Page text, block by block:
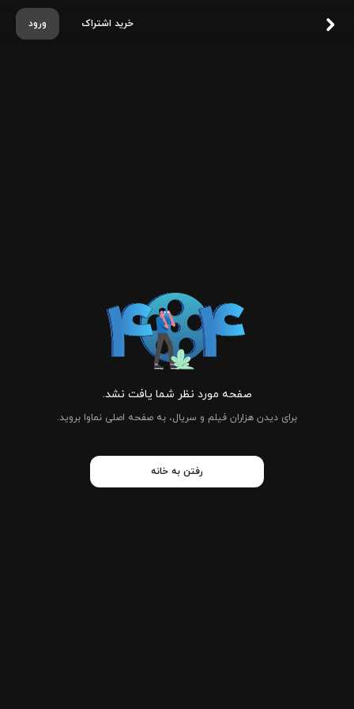
ورود خرید اشتراک
صفحه مورد نظر شما یافت نشد.
برای دیدن هزاران فیلم و سریال، به صفحه اصلی نماوا بروید.
رفتن به خانه